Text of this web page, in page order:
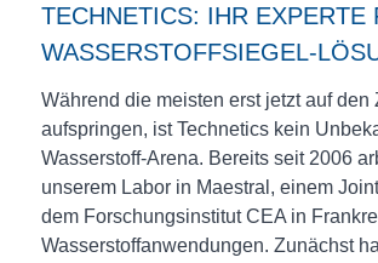
TECHNETICS: IHR EXPERTE
WASSERSTOFFSIEGEL-
Während die meisten erst jetzt auf den
aufspringen, ist Technetics kein
Wasserstoff-Arena. Bereits seit 2006
unserem Labor in Maestral, einem
dem Forschungsinstitut CEA in
Wasserstoffanwendungen. Zunächst